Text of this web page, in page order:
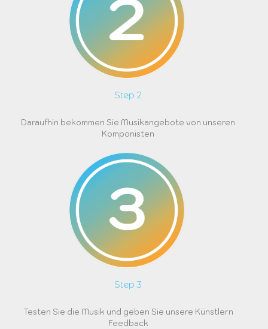
Step 2
Daraufhin bekommen Sie Musikangebote von unseren
Komponisten
Step 3
Testen Sie die Musik und geben Sie unsere Künstlern
Feedback